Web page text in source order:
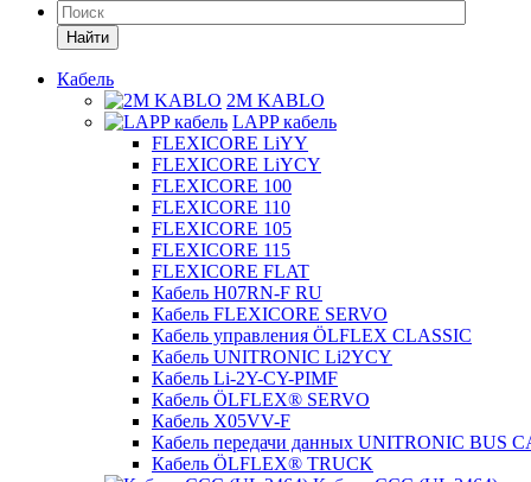
Найти
Кабель
2M KABLO
LAPP кабель
FLEXICORE LiYY
FLEXICORE LiYCY
FLEXICORE 100
FLEXICORE 110
FLEXICORE 105
FLEXICORE 115
FLEXICORE FLAT
Кабель H07RN-F RU
Кабель FLEXICORE SERVO
Кабель управления ÖLFLEX CLASSIC
Кабель UNITRONIC Li2YCY
Кабель Li-2Y-CY-PIMF
Кабель ÖLFLEX® SERVO
Кабель X05VV-F
Кабель передачи данных UNITRONIC BUS
Кабель ÖLFLEX® TRUCK